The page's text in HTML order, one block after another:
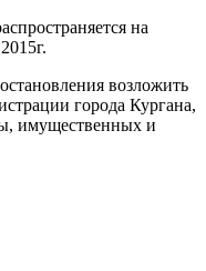
на
возложить
города Кургана,
имущественных и